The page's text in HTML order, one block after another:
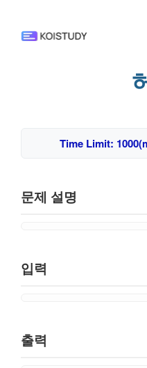
Time Limit:
문제 설명
입력
출력